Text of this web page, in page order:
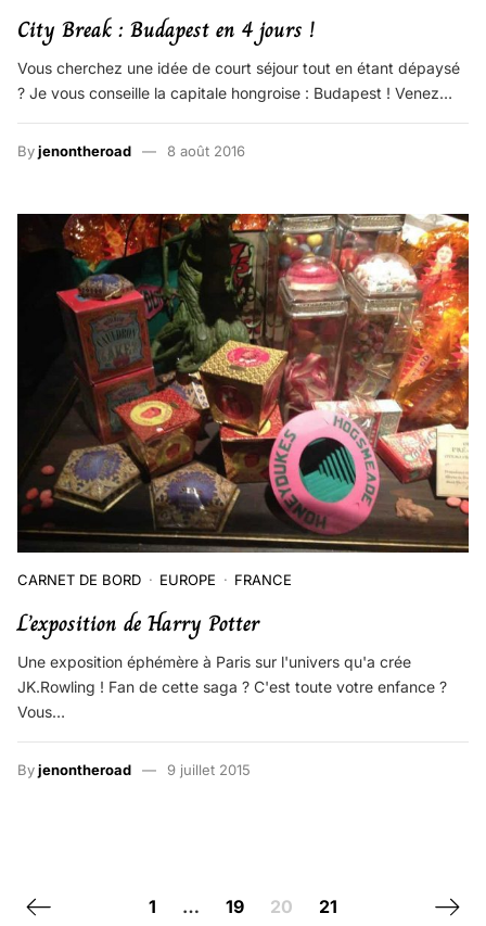
City Break : Budapest en 4 jours !
Vous cherchez une idée de court séjour tout en étant dépaysé
? Je vous conseille la capitale hongroise : Budapest ! Venez…
Byjenontheroad 8 août 2016
CARNET DE BORD EUROPE FRANCE
L’exposition de Harry Potter
Une exposition éphémère à Paris sur l'univers qu'a crée
JK.Rowling ! Fan de cette saga ? C'est toute votre enfance ?
Vous…
Byjenontheroad 9 juillet 2015
Posts navigation
Previous page 1 … 19 20 21 Next